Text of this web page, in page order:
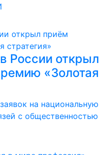
России открыл
«Золотая
на национальную
с общественностью